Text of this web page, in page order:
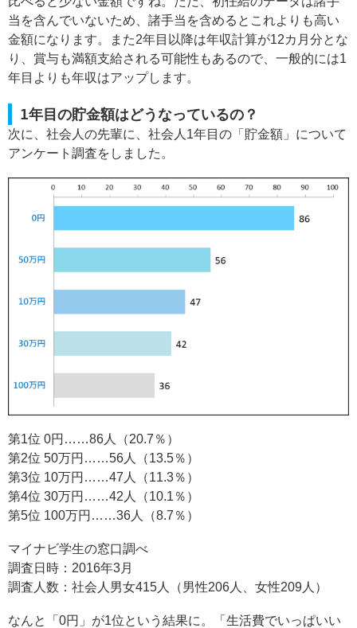
当を含んでいないため、諸手当を含めるとこれよりも高い
金額になります。また2年目以降は年収計算が12カ月分とな
り、賞与も満額支給される可能性もあるので、一般的には1
年目よりも年収はアップします。
1年目の貯金額はどうなっているの？
次に、社会人の先輩に、社会人1年目の「貯金額」について
アンケート調査をしました。
第1位 0円……86人（20.7％）
第2位 50万円……56人（13.5％）
第3位 10万円……47人（11.3％）
第4位 30万円……42人（10.1％）
第5位 100万円……36人（8.7％）
マイナビ学生の窓口調べ
調査日時：2016年3月
調査人数：社会人男女415人（男性206人、女性209人）
なんと「0円」が1位という結果に。「生活費でいっぱいい